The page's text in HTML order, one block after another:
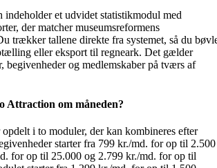
indeholder et udvidet statistikmodul med
der matcher museumsreformens
trækker tallene direkte fra systemet, så du
eller eksport til regneark. Det gælder
begivenheder og medlemskaber på tværs af
Attraction om måneden?
i to moduler, der kan kombineres efter
starter fra 799 kr./md. for op til 2.500
for op til 25.000 og 2.799 kr./md. for op til